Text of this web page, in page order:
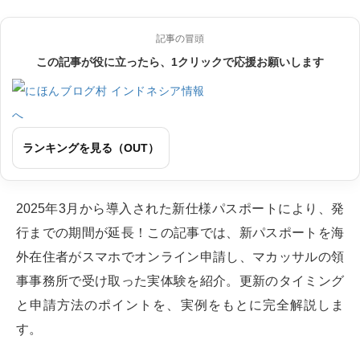
記事の冒頭
この記事が役に立ったら、1クリックで応援お願いします
ランキングを見る（OUT）
2025年3月から導入された新仕様パスポートにより、発
行までの期間が延長！この記事では、新パスポートを海
外在住者がスマホでオンライン申請し、マカッサルの領
事事務所で受け取った実体験を紹介。更新のタイミング
と申請方法のポイントを、実例をもとに完全解説しま
す。